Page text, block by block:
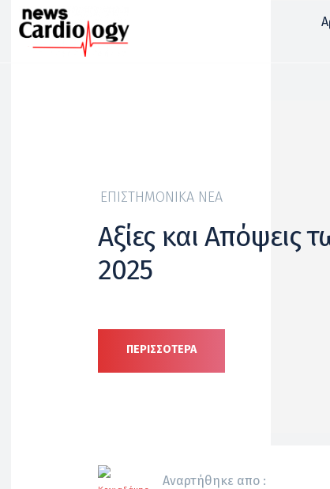
ΕΠΙΣΤΗΜΟΝΙΚΆ ΝΈΑ
Αξίες και Απόψεις
2025
ΠΕΡΙΣΣΟΤΕΡΑ
Αναρτήθηκε απο :